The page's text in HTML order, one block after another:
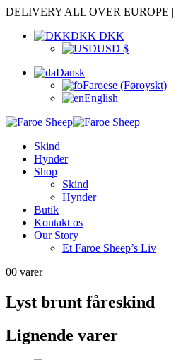
DELIVERY ALL OVER EUROPE |
DKK DKK
USD $
Dansk
Faroese (Føroyskt)
English
Skind
Hynder
Shop
Skind
Hynder
Butik
Kontakt os
Our Story
Et Faroe Sheep’s Liv
00 varer
Lyst brunt fåreskind
Lignende varer